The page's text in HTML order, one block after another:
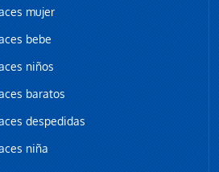
mujer
bebe
niños
baratos
despedidas
niña